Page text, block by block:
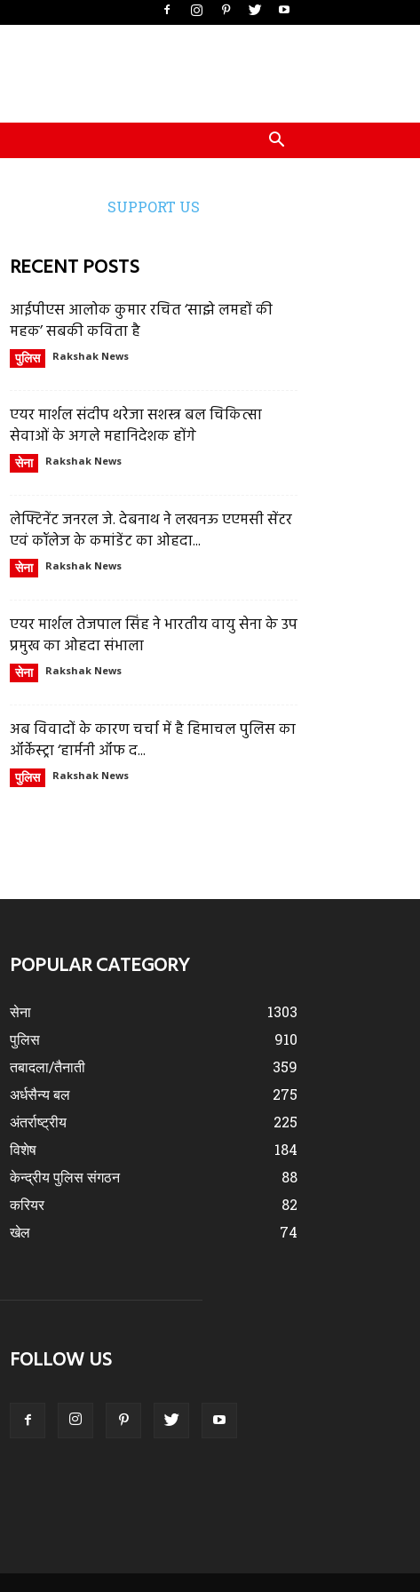
SUPPORT US
RECENT POSTS
आईपीएस आलोक कुमार रचित ‘साझे लमहों की
महक’ सबकी कविता है
पुलिस Rakshak News
एयर मार्शल संदीप थरेजा सशस्त्र बल चिकित्सा
सेवाओं के अगले महानिदेशक होंगे
सेना Rakshak News
लेफ्टिनेंट जनरल जे. देबनाथ ने लखनऊ एएमसी सेंटर
एवं कॉलेज के कमांडेंट का ओहदा...
सेना Rakshak News
एयर मार्शल तेजपाल सिंह ने भारतीय वायु सेना के उप
प्रमुख का ओहदा संभाला
सेना Rakshak News
अब विवादों के कारण चर्चा में है हिमाचल पुलिस का
ऑर्केस्ट्रा ‘हार्मनी ऑफ द...
पुलिस Rakshak News
POPULAR CATEGORY
सेना
1303
पुलिस
910
तबादला/तैनाती
359
अर्धसैन्य बल
275
अंतर्राष्ट्रीय
225
विशेष
184
केन्द्रीय पुलिस संगठन
88
करियर
82
खेल
74
FOLLOW US